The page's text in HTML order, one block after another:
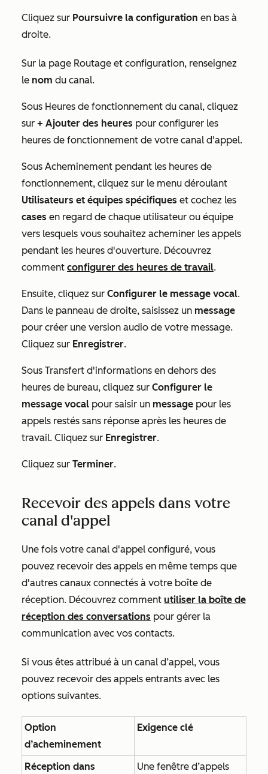
Cliquez sur Poursuivre la configuration en bas à
droite.
Sur la page Routage et configuration, renseignez
le nom du canal.
Sous Heures de fonctionnement du canal, cliquez
sur + Ajouter des heures pour configurer les
heures de fonctionnement de votre canal d'appel.
Sous Acheminement pendant les heures de
fonctionnement, cliquez sur le menu déroulant
Utilisateurs et équipes spécifiques et cochez les
cases en regard de chaque utilisateur ou équipe
vers lesquels vous souhaitez acheminer les appels
pendant les heures d'ouverture. Découvrez
comment configurer des heures de travail.
Ensuite, cliquez sur Configurer le message vocal.
Dans le panneau de droite, saisissez un message
pour créer une version audio de votre message.
Cliquez sur Enregistrer.
Sous Transfert d'informations en dehors des
heures de bureau, cliquez sur Configurer le
message vocal pour saisir un message pour les
appels restés sans réponse après les heures de
travail. Cliquez sur Enregistrer.
Cliquez sur Terminer.
Recevoir des appels dans votre
canal d'appel
Une fois votre canal d'appel configuré, vous
pouvez recevoir des appels en même temps que
d'autres canaux connectés à votre boîte de
réception. Découvrez comment utiliser la boîte de
réception des conversations pour gérer la
communication avec vos contacts.
Si vous êtes attribué à un canal d’appel, vous
pouvez recevoir des appels entrants avec les
options suivantes.
Option
d’acheminement
Exigence clé
Réception dans
Une fenêtre d’appels